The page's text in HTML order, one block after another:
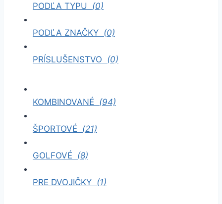
PODĽA TYPU (0)
PODĽA ZNAČKY (0)
PRÍSLUŠENSTVO (0)
KOMBINOVANÉ (94)
ŠPORTOVÉ (21)
GOLFOVÉ (8)
PRE DVOJIČKY (1)